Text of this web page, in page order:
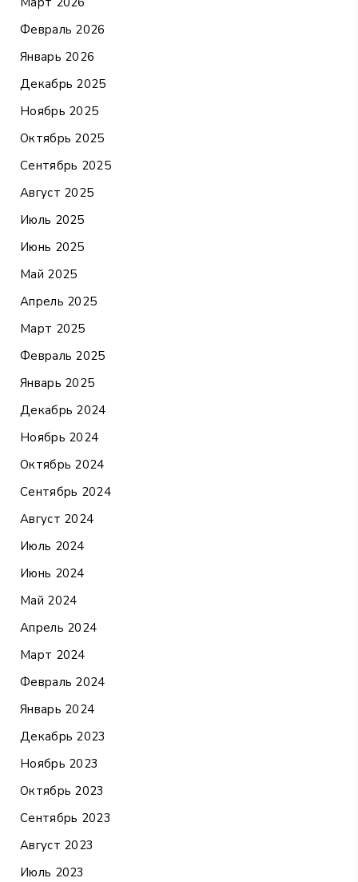
Февраль 2026
Январь 2026
Декабрь 2025
Ноябрь 2025
Октябрь 2025
Сентябрь 2025
Август 2025
Июль 2025
Июнь 2025
Май 2025
Апрель 2025
Март 2025
Февраль 2025
Январь 2025
Декабрь 2024
Ноябрь 2024
Октябрь 2024
Сентябрь 2024
Август 2024
Июль 2024
Июнь 2024
Май 2024
Апрель 2024
Март 2024
Февраль 2024
Январь 2024
Декабрь 2023
Ноябрь 2023
Октябрь 2023
Сентябрь 2023
Август 2023
Июль 2023